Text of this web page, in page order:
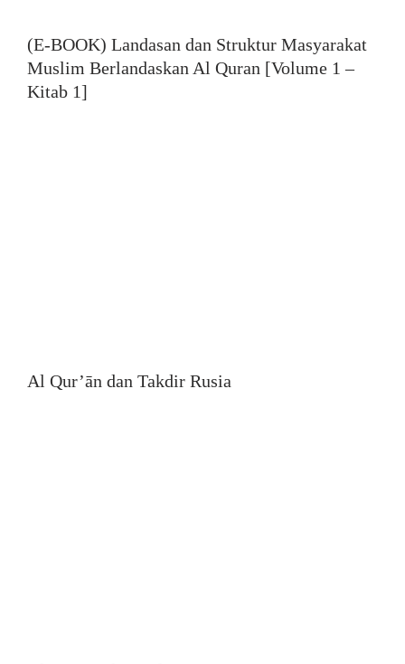
(E-BOOK) Landasan dan Struktur Masyarakat
Muslim Berlandaskan Al Quran [Volume 1 –
Kitab 1]
Al Qur’ān dan Takdir Rusia